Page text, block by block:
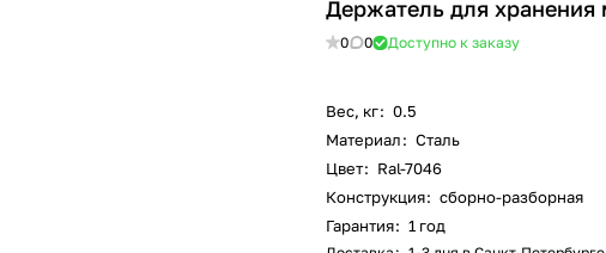
Держатель для хранения
0 0 Доступно к заказу
Вес, кг: 0.5
Материал: Сталь
Цвет: Ral-7046
Конструкция: сборно-разборная
Гарантия: 1 год